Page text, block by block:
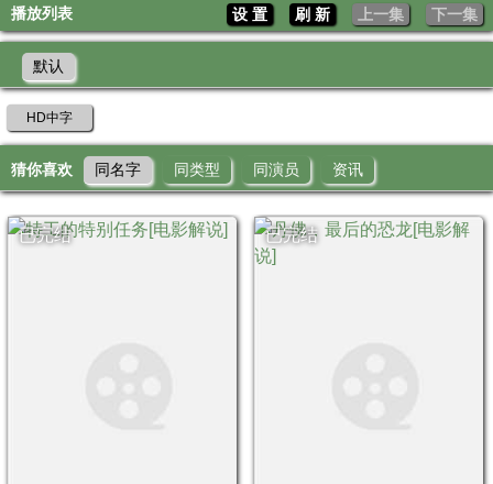
播放列表 设 置 刷 新 上一集 下一集
默认
HD中字
猜你喜欢 同名字 同类型 同演员 资讯
已完结 已完结